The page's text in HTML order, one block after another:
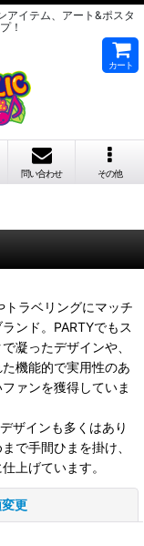
アイテム、アート&ポスタ
！
カート
問い合わせ その他
ラベリングにマッチ
ンド。PARTYでもス
凝ったデザインや、
機能的で実用性のあ
ァンを獲得していま
ザインも多くはあり
で手間ひまを掛け、
上げています。
更